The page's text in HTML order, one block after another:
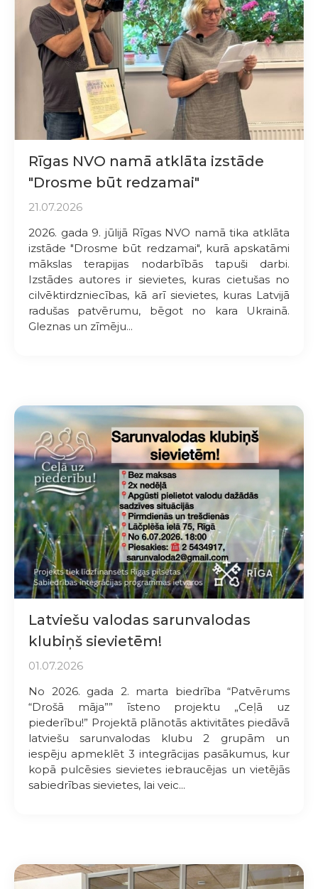
Rīgas NVO namā atklāta izstāde
"Drosme būt redzamai"
21.07.2026
2026. gada 9. jūlijā Rīgas NVO namā tika atklāta
izstāde "Drosme būt redzamai", kurā apskatāmi
mākslas terapijas nodarbībās tapuši darbi.
Izstādes autores ir sievietes, kuras cietušas no
cilvēktirdzniecības, kā arī sievietes, kuras Latvijā
radušas patvērumu, bēgot no kara Ukrainā.
Gleznas un zīmēju...
Latviešu valodas sarunvalodas
klubiņš sievietēm!
01.07.2026
No 2026. gada 2. marta biedrība “Patvērums
“Drošā māja”” īsteno projektu „Ceļā uz
piederību!” Projektā plānotās aktivitātes piedāvā
latviešu sarunvalodas klubu 2 grupām un
iespēju apmeklēt 3 integrācijas pasākumus, kur
kopā pulcēsies sievietes iebraucējas un vietējās
sabiedrības sievietes, lai veic...